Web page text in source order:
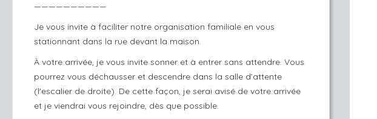
——————————
Je vous invite à faciliter notre organisation familiale en vous
stationnant dans la rue devant la maison.
À votre arrivée, je vous invite sonner et à entrer sans attendre. Vous
pourrez vous déchausser et descendre dans la salle d’attente
(l'escalier de droite). De cette façon, je serai avisé de votre arrivée
et je viendrai vous rejoindre, dès que possible.